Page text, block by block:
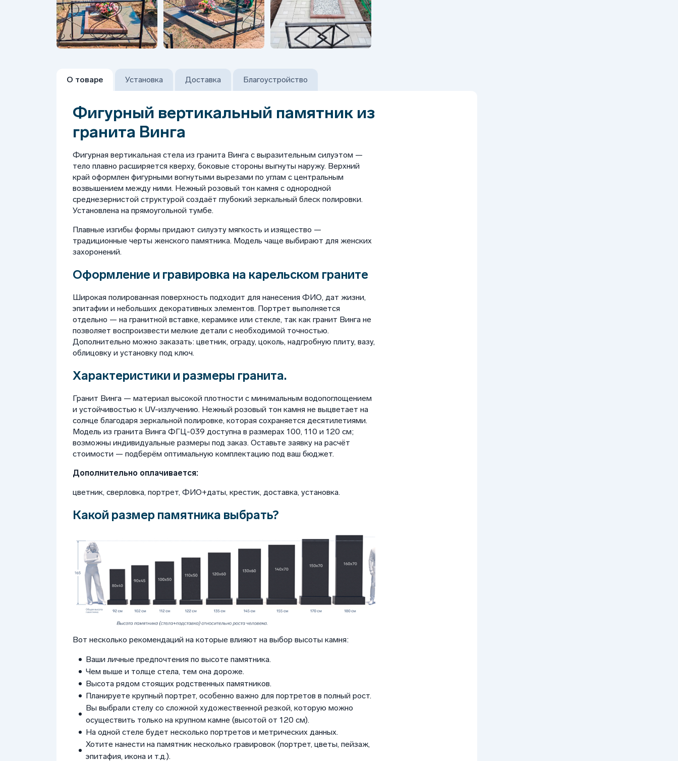
О товаре Установка Доставка Благоустройство
Фигурный вертикальный памятник из
гранита Винга
Фигурная вертикальная стела из гранита Винга с выразительным силуэтом —
тело плавно расширяется кверху, боковые стороны выгнуты наружу. Верхний
край оформлен фигурными вогнутыми вырезами по углам с центральным
возвышением между ними. Нежный розовый тон камня с однородной
среднезернистой структурой создаёт глубокий зеркальный блеск полировки.
Установлена на прямоугольной тумбе.
Плавные изгибы формы придают силуэту мягкость и изящество —
традиционные черты женского памятника. Модель чаще выбирают для женских
захоронений.
Оформление и гравировка на карельском граните
Широкая полированная поверхность подходит для нанесения ФИО, дат жизни,
эпитафии и небольших декоративных элементов. Портрет выполняется
отдельно — на гранитной вставке, керамике или стекле, так как гранит Винга не
позволяет воспроизвести мелкие детали с необходимой точностью.
Дополнительно можно заказать: цветник, ограду, цоколь, надгробную плиту, вазу,
облицовку и установку под ключ.
Характеристики и размеры гранита.
Гранит Винга — материал высокой плотности с минимальным водопоглощением
и устойчивостью к UV-излучению. Нежный розовый тон камня не выцветает на
солнце благодаря зеркальной полировке, которая сохраняется десятилетиями.
Модель из гранита Винга ФГЦ-039 доступна в размерах 100, 110 и 120 см;
возможны индивидуальные размеры под заказ. Оставьте заявку на расчёт
стоимости — подберём оптимальную комплектацию под ваш бюджет.
Дополнительно оплачивается:
цветник, сверловка, портрет, ФИО+даты, крестик, доставка, установка.
Какой размер памятника выбрать?
Вот несколько рекомендаций на которые влияют на выбор высоты камня:
Ваши личные предпочтения по высоте памятника.
Чем выше и толще стела, тем она дороже.
Высота рядом стоящих родственных памятников.
Планируете крупный портрет, особенно важно для портретов в полный рост.
Вы выбрали стелу со сложной художественной резкой, которую можно
осуществить только на крупном камне (высотой от 120 см).
На одной стеле будет несколько портретов и метрических данных.
Хотите нанести на памятник несколько гравировок (портрет, цветы, пейзаж,
эпитафия, икона и т.д.).